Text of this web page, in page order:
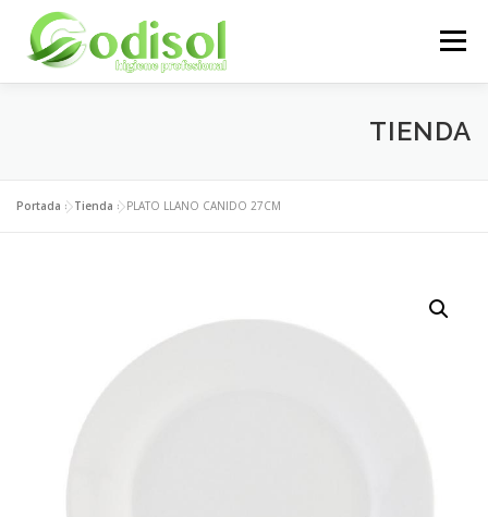
contenido
Menú
ÁREA CLIENTES CONTACTO
TIENDA
Portada »Tienda »PLATO LLANO CANIDO 27CM